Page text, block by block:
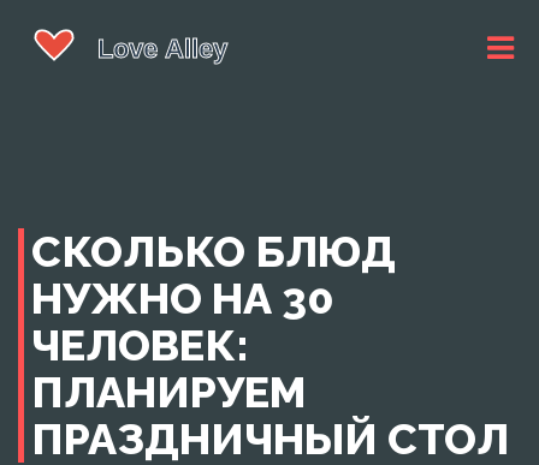
СКОЛЬКО БЛЮД
НУЖНО НА 30
ЧЕЛОВЕК:
ПЛАНИРУЕМ
ПРАЗДНИЧНЫЙ СТОЛ